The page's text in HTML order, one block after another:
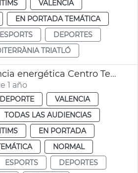
VALENCIA
EN PORTADA TEMÁTICA
ESPORTS
DEPORTES
TRIATLÓ
Mejora eficiencia energética Centro Tecnificación Pelota Natzaret
1 año
VALENCIA
TODAS LAS AUDIENCIAS
EN PORTADA
NORMAL
ESPORTS
DEPORTES